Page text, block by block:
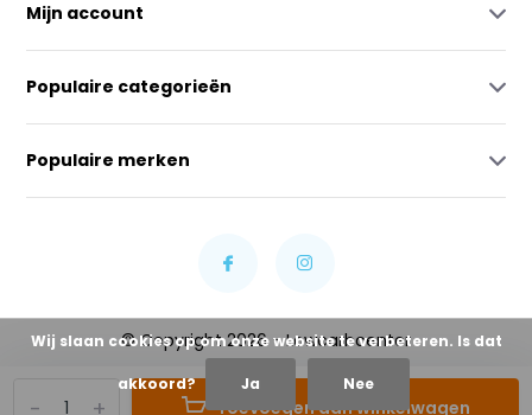
+
- Toevoegen aan winkelwagen
Mijn account
Populaire categorieën
Populaire merken
© Copyright 2026 - Lowcarbcenter
Wij slaan cookies op om onze website te verbeteren. Is dat
akkoord? Ja Nee